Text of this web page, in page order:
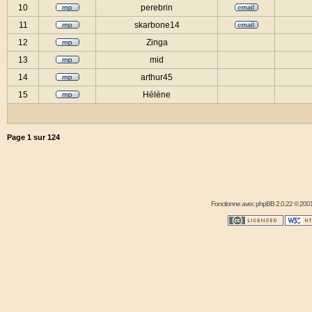
10
perebrin
11
skarbone14
12
Zinga
13
mid
14
arthur45
15
Hélène
Page 1 sur124
Fonctionne avecphpBB2.0.22 ©